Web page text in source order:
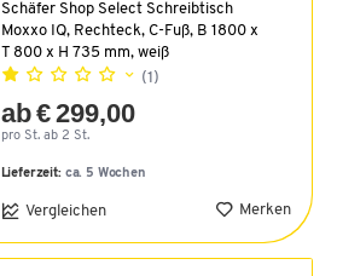
Schäfer Shop Select Schreibtisch
Moxxo IQ, Rechteck, C-Fuß, B 1800 x
T 800 x H 735 mm, weiß
(1)
ab € 299,00
pro St. ab 2 St.
Lieferzeit: ca. 5 Wochen
Vergleichen Merken